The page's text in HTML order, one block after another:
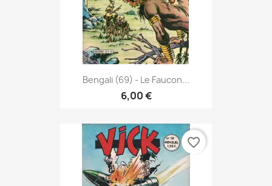
Bengali (69) - Le Faucon...
6,00 €
favorite_border